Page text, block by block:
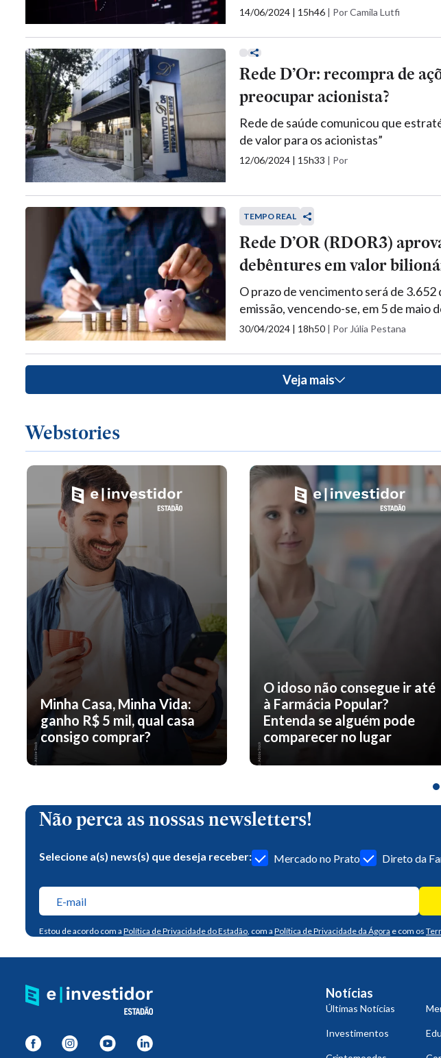
14/06/2024 | 15h46 | Por Camila Lutfi
Rede D’Or: recompra de
preocupar acionista?
Rede de saúde comunicou que
de valor para os acionistas”
12/06/2024 | 15h33 | Por
TEMPO REAL
Rede D’OR (RDOR3)
debêntures em valor
O prazo de vencimento será de 3.652
emissão, vencendo-se, em 5 de maio
30/04/2024 | 18h50 | Por Júlia Pestana
Veja mais
Webstories
Minha Casa, Minha Vida:
ganho R$ 5 mil, qual casa
consigo comprar?
O idoso não consegue ir até
à Farmácia Popular?
Entenda se alguém pode
comparecer no lugar
Não perca as nossas newsletters!
Selecione a(s) news(s) que deseja receber: Mercado no Prato Direto da
Estou de acordo com a Política de Privacidade do Estadão, com a Política de Privacidade da Ágora e com os
Notícias
Últimas Notícias
Investimentos